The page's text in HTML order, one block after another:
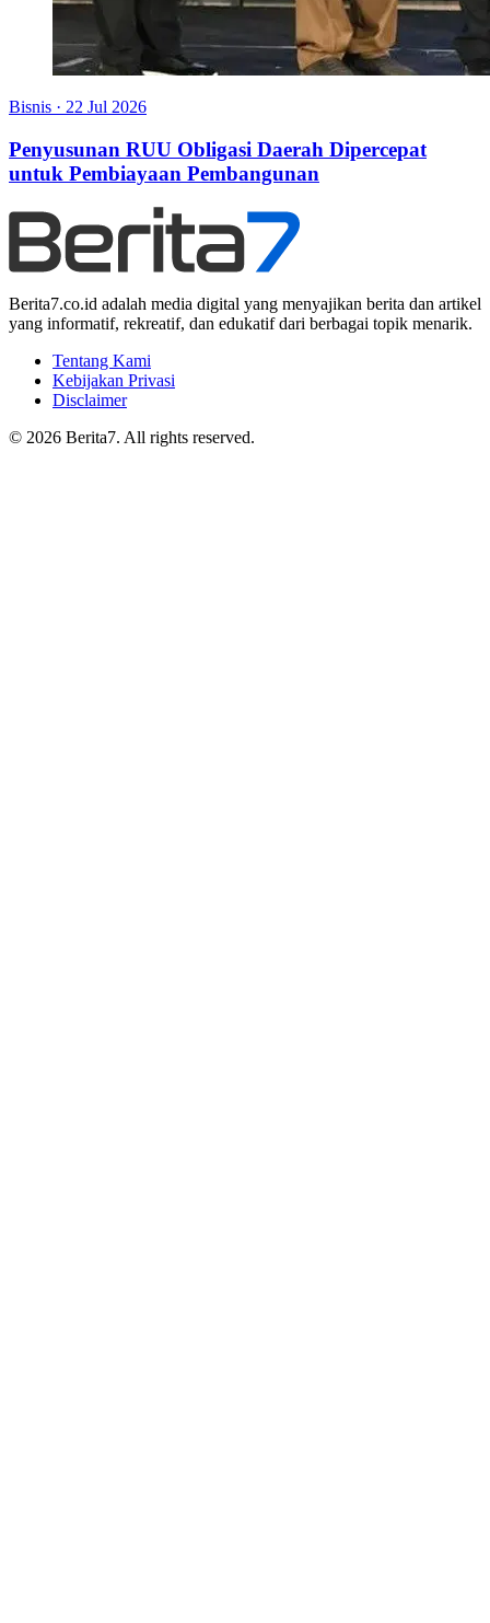
Bisnis · 22 Jul 2026
Penyusunan RUU Obligasi Daerah Dipercepat
untuk Pembiayaan Pembangunan
Berita7.co.id adalah media digital yang menyajikan berita dan artikel
yang informatif, rekreatif, dan edukatif dari berbagai topik menarik.
Tentang Kami
Kebijakan Privasi
Disclaimer
© 2026 Berita7. All rights reserved.